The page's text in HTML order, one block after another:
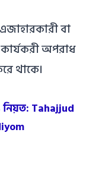
বা
অপরাধ
থাকে।
নিয়ত: Tahajjud